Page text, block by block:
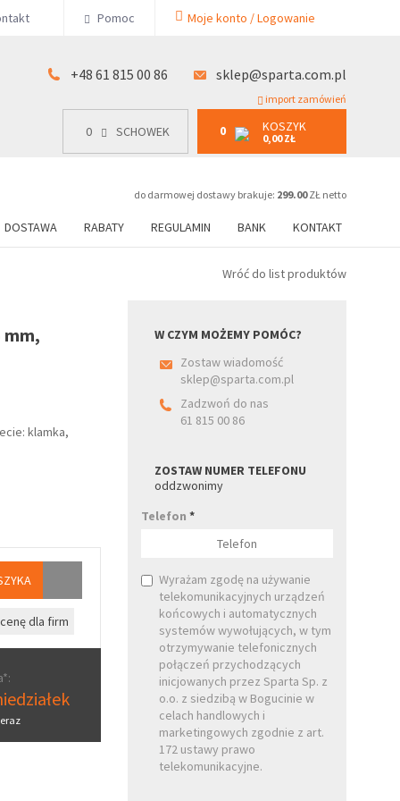
Pomoc Moje konto / Logowanie
+48 61 815 00 86 sklep@sparta.com.pl
import zamówień
0 SCHOWEK 0 KOSZYK
0,00 ZŁ
do darmowej dostawy brakuje: 299.00ZŁ netto
DOSTAWA RABATY REGULAMIN BANK KONTAKT
0 SCHOWEK 0 KOSZYK
0,00 ZŁ
00 86
Wróć do list produktów
mm,
klamka,
dla firm
W CZYM MOŻEMY POMÓC?
Zostaw wiadomość
sklep@sparta.com.pl
Zadzwoń do nas
61 815 00 86
ZOSTAW NUMER TELEFONU
oddzwonimy
Telefon*
Wyrażam zgodę na używanie
telekomunikacyjnych urządzeń
końcowych i automatycznych
systemów wywołujących, w tym
otrzymywanie telefonicznych
połączeń przychodzących
inicjowanych przez Sparta Sp. z
o.o. z siedzibą w Bogucinie w
celach handlowych i
marketingowych zgodnie z art.
172 ustawy prawo
telekomunikacyjne.